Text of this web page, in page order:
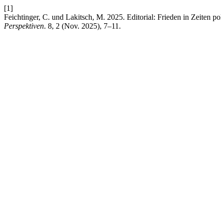
[1]
Feichtinger, C. und Lakitsch, M. 2025. Editorial: Frieden in Zeiten
Perspektiven. 8, 2 (Nov. 2025), 7–11.